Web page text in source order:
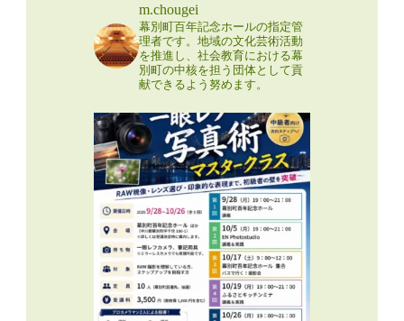
m.chougei
幕別町百年記念ホールの指定管
理者です。地域の文化芸術活動
を推進し、社会教育における幕
別町の中核を担う団体として貢
献できるよう努めます。